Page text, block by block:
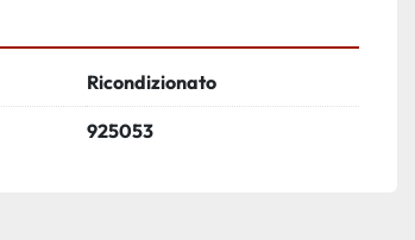
Ricondizionato
925053